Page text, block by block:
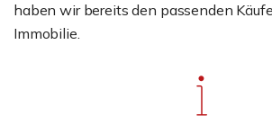
haben wir bereits den passenden
Immobilie.